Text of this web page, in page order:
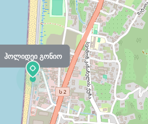
ჰოლიდეი გონიო